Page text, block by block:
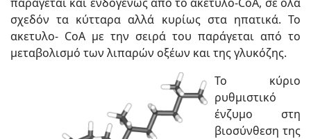
σχεδόν τα κύτταρα αλλά κυρίως στα ηπατικά. Το
ακετυλο- CoA με την σειρά του παράγεται από το
μεταβολισμό των λιπαρών οξέων και της γλυκόζης.
Το κύριο
ρυθμιστικό
ένζυμο στη
βιοσύνθεση της